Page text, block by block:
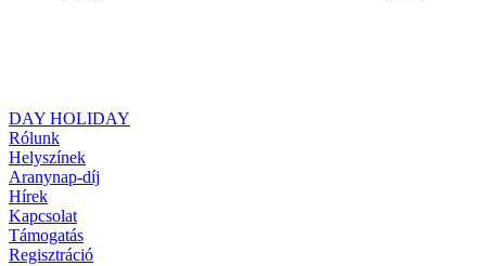
DAY HOLIDAY
Rólunk
Helyszínek
Aranynap-díj
Hírek
Kapcsolat
Támogatás
Regisztráció